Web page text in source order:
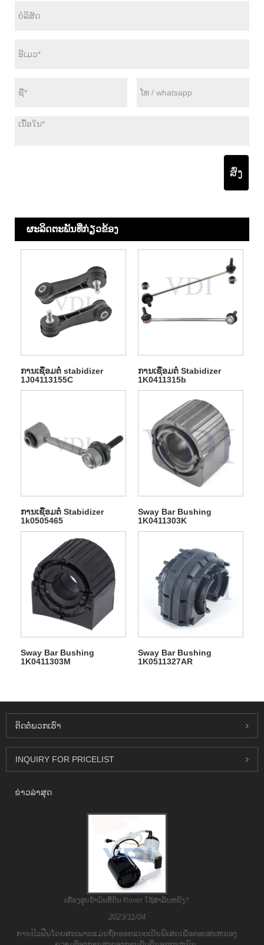
ສົ່ງ
ຜະ​ລິດ​ຕະ​ພັນ​ທີ່​ກ່ຽວ​ຂ້ອງ
ການເຊື່ອມຕໍ່ stabidizer
1J04113155C
ການເຊື່ອມຕໍ່ Stabidizer
1K0411315b
ການເຊື່ອມຕໍ່ Stabidizer
1k0505465
Sway Bar Bushing
1K0411303K
Sway Bar Bushing
1K0411303M
Sway Bar Bushing
1K0511327AR
ຕິດ​ຕໍ່​ພວກ​ເຮົາ
INQUIRY FOR PRICELIST
ຂ່າວ​ລ່າ​ສຸດ
ເຄື່ອງສູບນ້ໍາມັນທີ່ດິນ Rover ໃຊ້ສໍາລັບຫຍັງ?
2023/11/04
ການປິວຟືນໂດຍສະເພາະແມ່ນຖືກອອກແບບເປັນພິເສດເພື່ອຕອບສະຫນອງ